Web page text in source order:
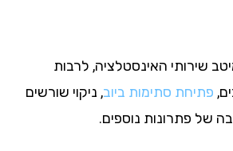
האינסטלציה, לרבות
סתימות ביוב, ניקוי שורשים
פתרונות נוספים.